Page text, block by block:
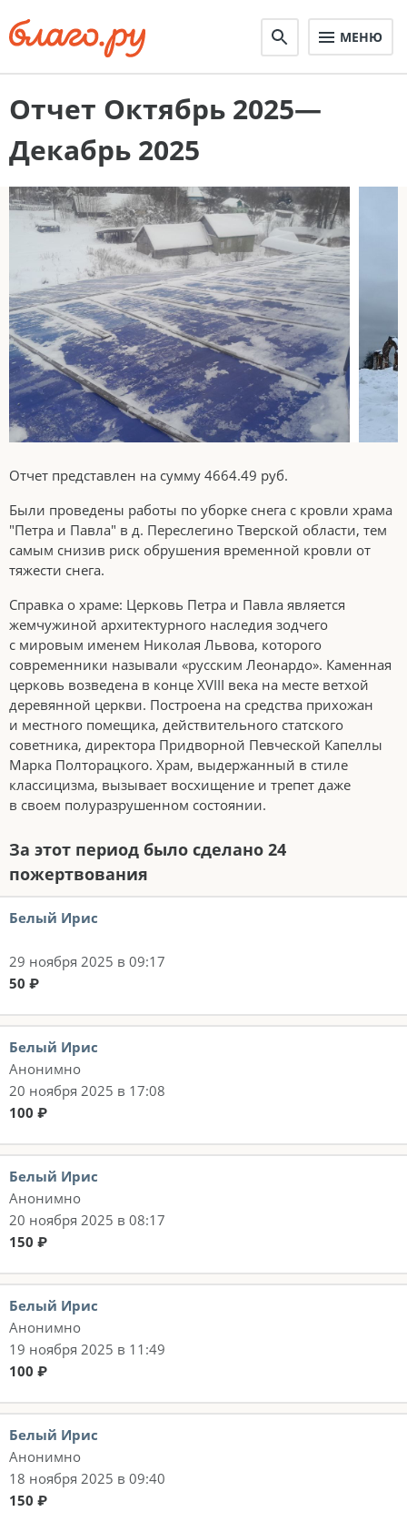
МЕНЮ
Отчет Октябрь 2025—
Декабрь 2025
Отчет представлен на сумму 4664.49 руб.
Были проведены работы по уборке снега с кровли храма
"Петра и Павла" в д. Переслегино Тверской области, тем
самым снизив риск обрушения временной кровли от
тяжести снега.
Справка о храме: Церковь Петра и Павла является
жемчужиной архитектурного наследия зодчего
с мировым именем Николая Львова, которого
современники называли «русским Леонардо». Каменная
церковь возведена в конце XVIII века на месте ветхой
деревянной церкви. Построена на средства прихожан
и местного помещика, действительного статского
советника, директора Придворной Певческой Капеллы
Марка Полторацкого. Храм, выдержанный в стиле
классицизма, вызывает восхищение и трепет даже
в своем полуразрушенном состоянии.
За этот период было сделано 24
пожертвования
Белый Ирис
29 ноября 2025 в 09:17
50 ₽
Белый Ирис
Анонимно
20 ноября 2025 в 17:08
100 ₽
Белый Ирис
Анонимно
20 ноября 2025 в 08:17
150 ₽
Белый Ирис
Анонимно
19 ноября 2025 в 11:49
100 ₽
Белый Ирис
Анонимно
18 ноября 2025 в 09:40
150 ₽